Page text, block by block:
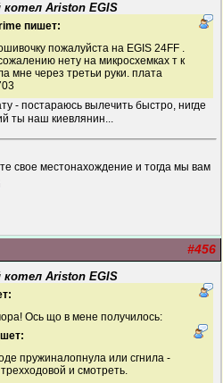
котел Ariston EGIS
пишет:
пожалуйста на EGIS 24FF .
нету на микросхемках т к
мне через третьи руки. плата
- постараюсь вылечить быстро, нигде
ты наш киевлянин...
свое местонахождение и тогда мы вам
#456
котел Ariston EGIS
Ось що в мене получилось:
пружиналопнула или сгнила -
и смотреть.